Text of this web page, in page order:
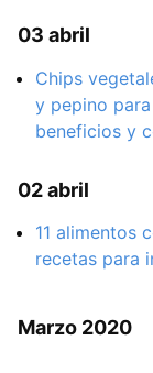
03 abril
Chips
y pepino
beneficios y
02 abril
11 alimentos
recetas para
Marzo 2020